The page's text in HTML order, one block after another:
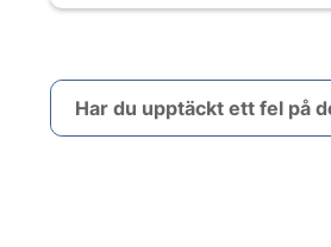
Har du upptäckt ett fel på